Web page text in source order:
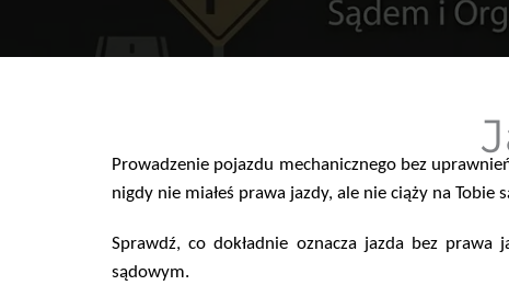
Prowadzenie pojazdu mechanicznego bez
nigdy nie miałeś prawa jazdy, ale nie ciąży na
Sprawdź, co dokładnie oznacza jazda bez
sądowym.